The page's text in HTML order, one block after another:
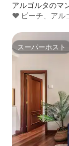
アルゴルタのマ
❤ ビーチ、アル
スーパーホスト
スーパーホスト